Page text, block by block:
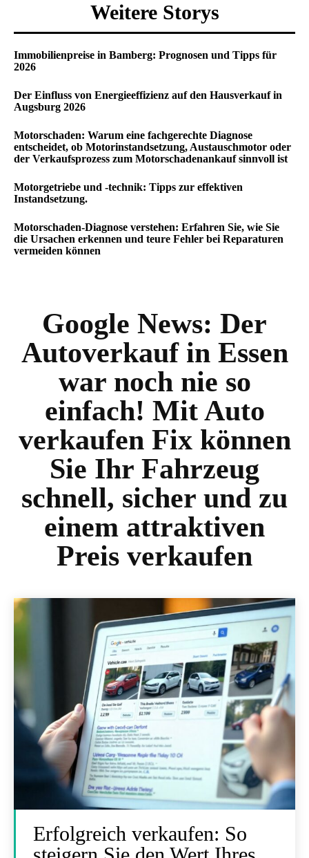
Weitere Storys
Immobilienpreise in Bamberg: Prognosen und Tipps für
2026
Der Einfluss von Energieeffizienz auf den Hausverkauf in
Augsburg 2026
Motorschaden: Warum eine fachgerechte Diagnose
entscheidet, ob Motorinstandsetzung, Austauschmotor oder
der Verkaufsprozess zum Motorschadenankauf sinnvoll ist
Motorgetriebe und -technik: Tipps zur effektiven
Instandsetzung.
Motorschaden-Diagnose verstehen: Erfahren Sie, wie Sie
die Ursachen erkennen und teure Fehler bei Reparaturen
vermeiden können
Google News: Der
Autoverkauf in Essen
war noch nie so
einfach! Mit Auto
verkaufen Fix können
Sie Ihr Fahrzeug
schnell, sicher und zu
einem attraktiven
Preis verkaufen
Erfolgreich verkaufen: So